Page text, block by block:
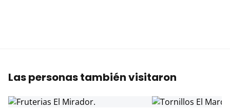
Las personas también visitaron